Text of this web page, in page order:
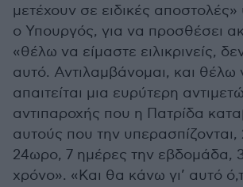
μετέχουν σε ειδικές
ο Υπουργός, για να προσθέσει
«θέλω να είμαστε ειλικρινείς,
αυτό. Αντιλαμβάνομαι, και θέλω
απαιτείται μια ευρύτερη
αντιπαροχής που η Πατρίδα
αυτούς που την
24ωρο, 7 ημέρες την εβδομάδα,
χρόνο». «Και θα κάνω γι’ αυτό